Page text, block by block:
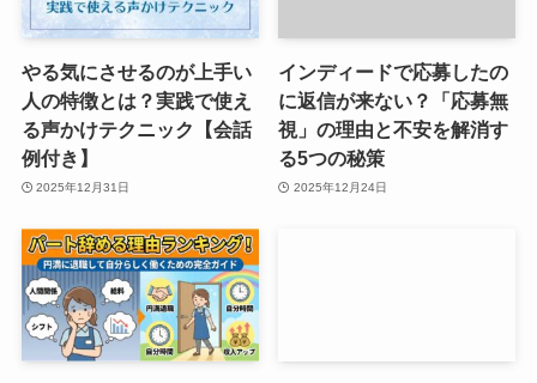
やる気にさせるのが上手い
人の特徴とは？実践で使え
る声かけテクニック【会話
例付き】
2025年12月31日
インディードで応募したの
に返信が来ない？「応募無
視」の理由と不安を解消す
る5つの秘策
2025年12月24日